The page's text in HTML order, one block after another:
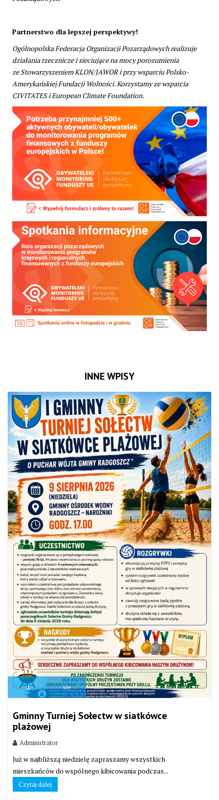
Partnerstwo dla lepszej perspektywy!
Ogólnopolska Federacja Organizacji Pozarządowych realizuje
działania rzecznicze i sieciujące na mocy porozumienia
ze Stowarzyszeniem KLON/JAWOR i przy wsparciu Polsko-
Amerykańskiej Fundacji Wolności. Korzystamy ze wsparcia
CIVITATES i European Climate Foundation.
INNE WPISY
4 sie
Gminny Turniej Sołectw w siatkówce
plażowej
Administrator
Już w najbliższą niedzielę zapraszamy wszystkich
mieszkańców do wspólnego kibicowania podczas...
Czytaj dalej